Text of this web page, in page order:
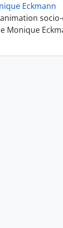
Eckmann
Monique